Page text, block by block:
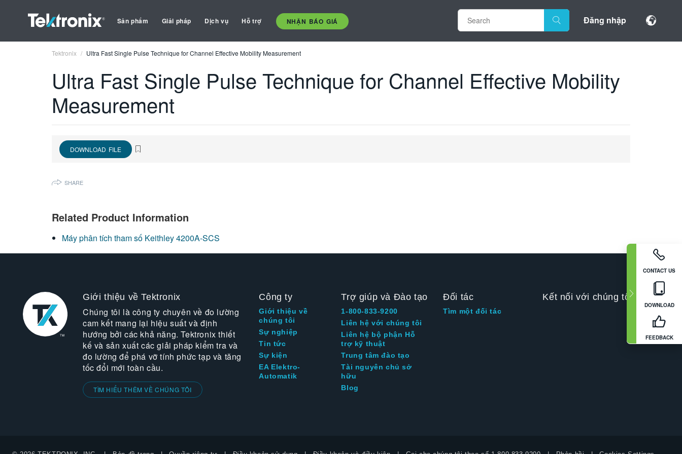
Sản phẩm Giải pháp Dịch vụ Hỗ trợ NHẬN BÁO GIÁ Đăng nhập
CONTACT US
DOWNLOAD
FEEDBACK
Tektronix Ultra Fast Single Pulse Technique for Channel Effective Mobility Measurement
Ultra Fast Single Pulse Technique for Channel Effective Mobility
Measurement
DOWNLOAD FILE
SHARE
Related Product Information
Máy phân tích tham số Keithley 4200A-SCS
Giới thiệu về Tektronix
Chúng tôi là công ty chuyên về đo lường
cam kết mang lại hiệu suất và định
hướng bởi các khả năng. Tektronix thiết
kế và sản xuất các giải pháp kiểm tra và
đo lường để phá vỡ tính phức tạp và tăng
tốc đổi mới toàn cầu.
TÌM HIỂU THÊM VỀ CHÚNG TÔI
Công ty
Giới thiệu về
chúng tôi
Sự nghiệp
Tin tức
Sự kiện
EA Elektro-
Automatik
Trợ giúp và Đào tạo
1-800-833-9200
Liên hệ với chúng tôi
Liên hệ bộ phận Hỗ
trợ kỹ thuật
Trung tâm đào tạo
Tài nguyên chủ sở
hữu
Blog
Đối tác
Tìm một đối tác
Kết nối với chúng tôi